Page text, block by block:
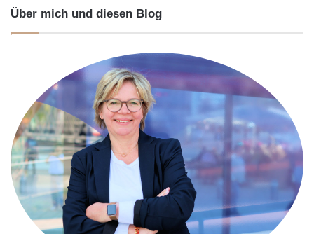
Über mich und diesen Blog